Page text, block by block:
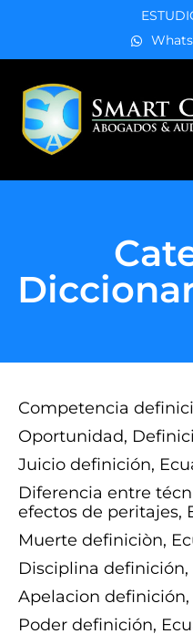
Competencia
Oportunidad,
Juicio definición,
Diferencia entre
efectos de peritajes,
Muerte definiciòn,
Disciplina definición,
Apelacion definición,
Poder definición,